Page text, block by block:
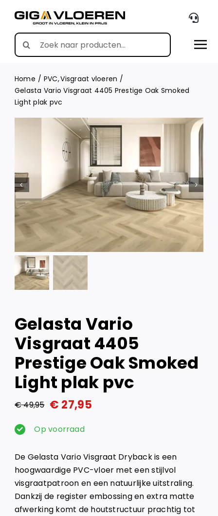
content
Search
for:
Home PVC Visgraat vloeren
Gelasta Vario Visgraat 4405 Prestige Oak Smoked
Light plak pvc
Gelasta Vario
Visgraat 4405
Prestige Oak Smoked
Light plak pvc
€49,95
Oorspronkelijke
prijs
€ 49,95.
€ 27,95
Huidige
prijs
€ 27,95.
Op voorraad
De Gelasta Vario Visgraat Dryback is een
hoogwaardige PVC-vloer met een stijlvol
visgraatpatroon en een natuurlijke uitstraling.
Dankzij de register embossing en extra matte
afwerking komt de houtstructuur prachtig tot